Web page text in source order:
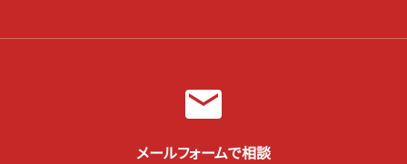
メールフォームで相談